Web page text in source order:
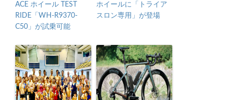
ACE ホイール TEST
RIDE「WH-R9370-
C50」が試乗可能
ホイールに「トライア
スロン専用」が登場